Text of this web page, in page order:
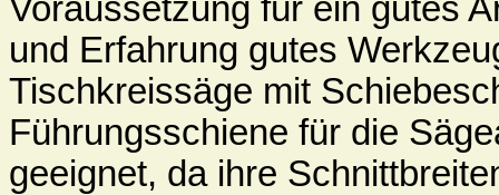
Voraussetzung für ein gutes
und Erfahrung gutes
Tischkreissäge mit
Führungsschiene für die
geeignet, da ihre